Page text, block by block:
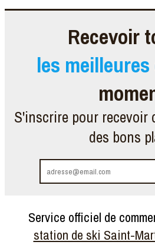
Recevoir
les
S'inscrire pour recevoir
des bons
Service officiel de
station de ski Saint-